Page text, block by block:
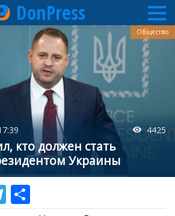
DonPress
4425
кто должен стать
Украины
Общество